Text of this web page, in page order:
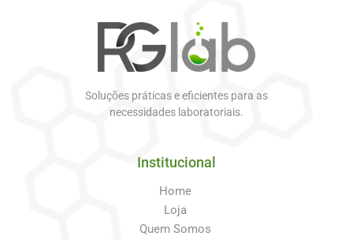
Soluções práticas e eficientes para as
necessidades laboratoriais.
Institucional
Home
Loja
Quem Somos